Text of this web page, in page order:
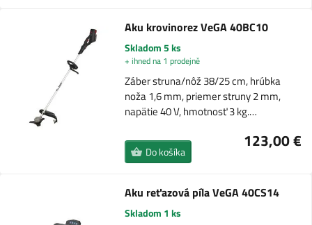
Aku krovinorez VeGA 40BC10
Skladom 5 ks
+ ihned na 1 prodejně
Záber struna/nôž 38/25 cm, hrúbka
noža 1,6 mm, priemer struny 2 mm,
napätie 40 V, hmotnosť 3 kg.…
123,00 €
Do košíka
Aku reťazová píla VeGA 40CS14
Skladom 1 ks